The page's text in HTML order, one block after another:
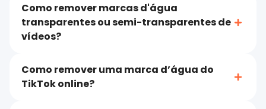
Como remover marcas d'água
transparentes ou semi-transparentes de
vídeos?
Como remover uma marca d’água do
TikTok online?